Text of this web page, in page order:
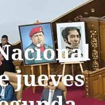
jueves